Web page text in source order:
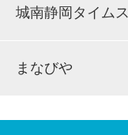
城南静岡タイムス
まなびや